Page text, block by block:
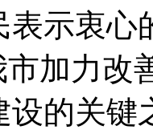
表示衷心
市加力改
设的关键